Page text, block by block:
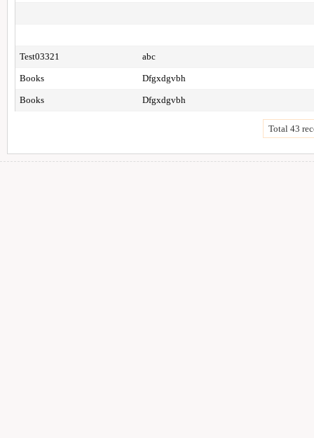
Test03321 abc
Books Dfgxdgvbh
Books Dfgxdgvbh
Total 43